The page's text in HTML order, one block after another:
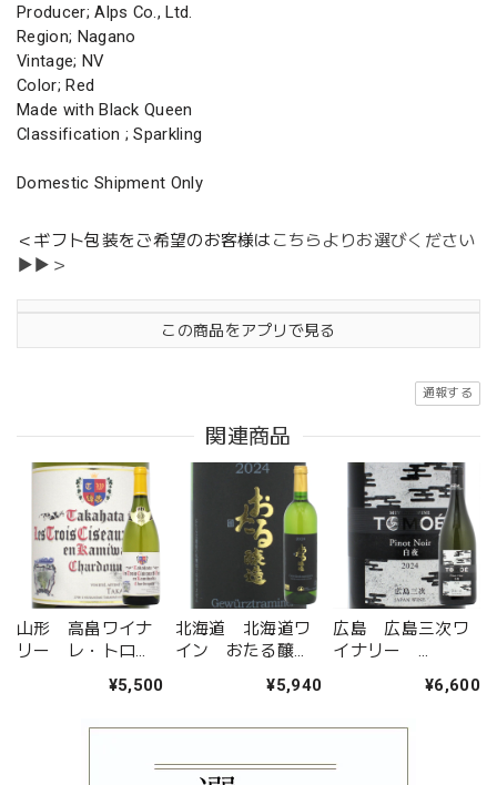
Producer; Alps Co., Ltd.
Region; Nagano
Vintage; NV
Color; Red
Made with Black Queen
Classification ; Sparkling
Domestic Shipment Only
＜ギフト包装をご希望のお客様は こちらよりお選びください
▶▶＞
この商品をアプリで見る
通報する
関連商品
山形 高畠ワイナ
リー レ・トロ
オオウラ・エン・
¥5,500
北海道 北海道ワ
イン おたる醸
¥5,940
広島 広島三次ワ
イナリー
ワール 白夜 2024
¥6,600